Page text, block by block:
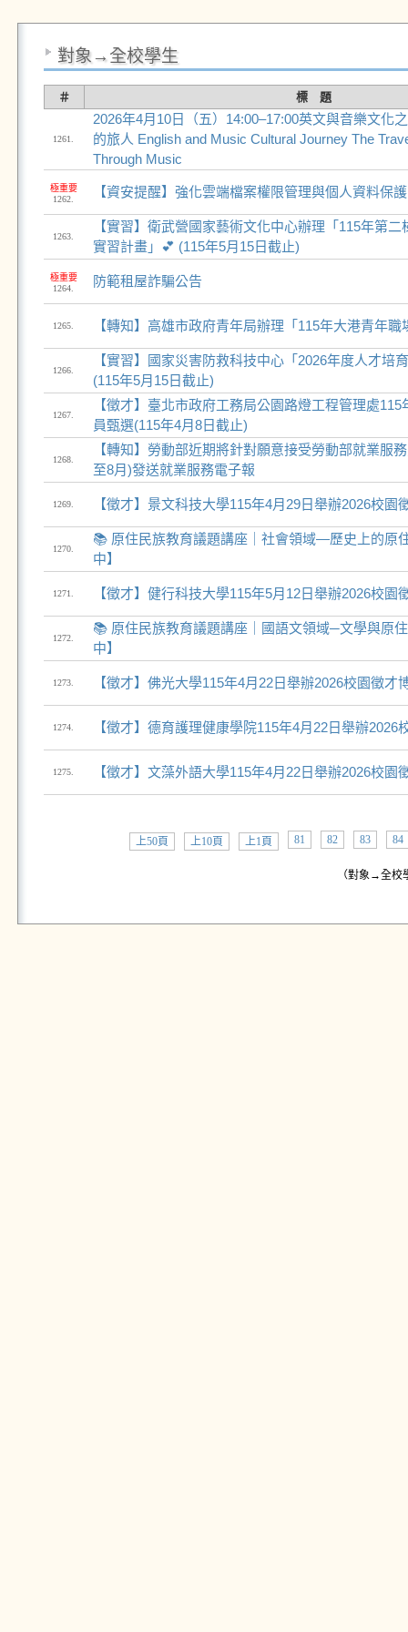
對象→全校學生
＃ 標 題
1261.
2026年4月10日（五）14:00–17:00英文與音樂文化
的旅人 English and Music Cultural Journey The
Through Music
極重要
1262.
【資安提醒】強化雲端檔案權限管理與個人資料保護
1263.
【實習】衛武營國家藝術文化中心辦理「115年第
實習計畫」💕 (115年5月15日截止)
極重要
1264.
防範租屋詐騙公告
1265. 【轉知】高雄市政府青年局辦理「115年大港青年
1266.
【實習】國家災害防救科技中心「2026年度人才培
(115年5月15日截止)
1267.
【徵才】臺北市政府工務局公園路燈工程管理處
員甄選(115年4月8日截止)
1268.
【轉知】勞動部近期將針對願意接受勞動部就業服
至8月)發送就業服務電子報
1269. 【徵才】景文科技大學115年4月29日舉辦2026校園
1270.
📚 原住民族教育議題講座｜社會領域—歷史上的原
中】
1271. 【徵才】健行科技大學115年5月12日舉辦2026校園
1272.
📚 原住民族教育議題講座｜國語文領域─文學與原
中】
1273. 【徵才】佛光大學115年4月22日舉辦2026校園徵才
1274. 【徵才】德育護理健康學院115年4月22日舉辦2026
1275. 【徵才】文藻外語大學115年4月22日舉辦2026校園
上50頁 上10頁 上1頁 81 82 83 84
（對象→全校